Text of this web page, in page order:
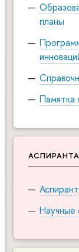
планы
Памятка
Научные